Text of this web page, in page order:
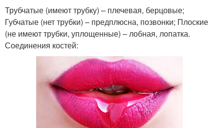
Трубчатые (имеют трубку) – плечевая, берцовые;
Губчатые (нет трубки) – предплюсна, позвонки; Плоские
(не имеют трубки, уплощенные) – лобная, лопатка.
Соединения костей: